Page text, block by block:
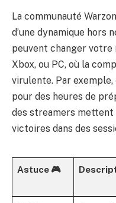
La communauté
d’une dynamique hors
peuvent changer
Xbox, ou PC, où la
virulente. Par
pour des heures de
des streamers mettent
victoires dans des
Astuce 🎮